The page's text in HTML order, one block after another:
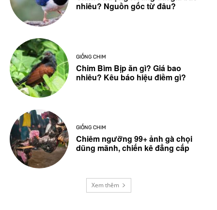
nhiêu? Nguồn gốc từ đâu?
GIỐNG CHIM
Chim Bìm Bịp ăn gì? Giá bao
nhiêu? Kêu báo hiệu điềm gì?
GIỐNG CHIM
Chiêm ngưỡng 99+ ảnh gà chọi
dũng mãnh, chiến kê đẳng cấp
Xem thêm